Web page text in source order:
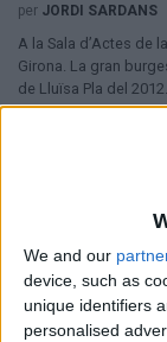
We and our
device, such as
unique identifiers
personalised
Aniversaris
Hemeroteca
Premis Oleguer Bisbal
per JORDI SARDANS
A la Sala d’Actes de
Girona. La gran
de Lluïsa Pla del
Rosa Serra, que es
construcció del tren
profunditat per
Carles Garcia va
< Anterior